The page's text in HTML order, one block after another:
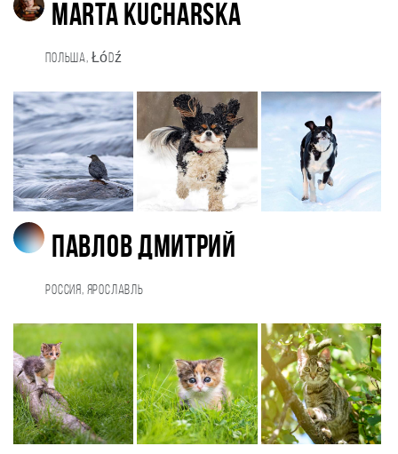
Marta Kucharska
Польша, Łódź
Павлов Дмитрий
Россия, Ярославль